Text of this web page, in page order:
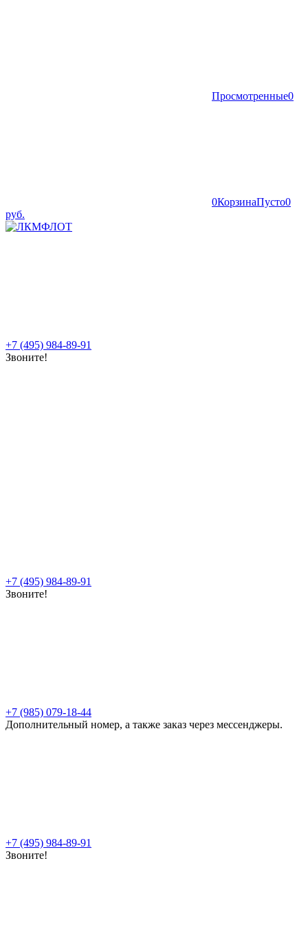
Просмотренные0
0КорзинаПусто0
руб.
+7 (495) 984-89-91
Звоните!
+7 (495) 984-89-91
Звоните!
+7 (985) 079-18-44
Дополнительный номер, а также заказ через мессенджеры.
+7 (495) 984-89-91
Звоните!